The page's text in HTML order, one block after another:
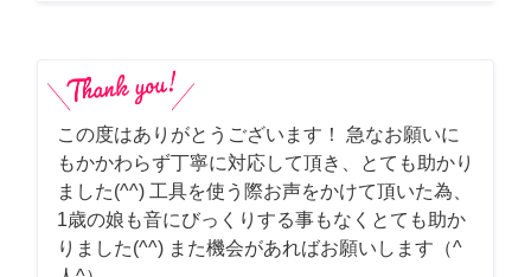
この度はありがとうございます！ 急なお願いに
もかかわらず丁寧に対応して頂き、とても助かり
ました(^^) 工具を使う際お声をかけて頂いた為、
1歳の娘も音にびっくりする事もなくとても助か
りました(^^) また機会があればお願いします（^